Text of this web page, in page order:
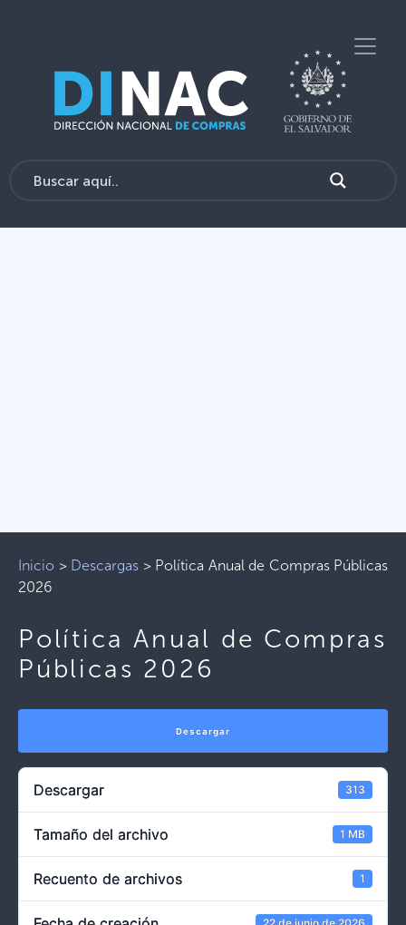
Inicio > Descargas > Política Anual de Compras Públicas
2026
Política Anual de Compras
Públicas 2026
Descargar
Descargar 313
Tamaño del archivo 1 MB
Recuento de archivos 1